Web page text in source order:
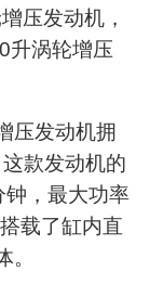
压发动机，
升涡轮增压
压发动机拥
款发动机的
，最大功率
载了缸内直